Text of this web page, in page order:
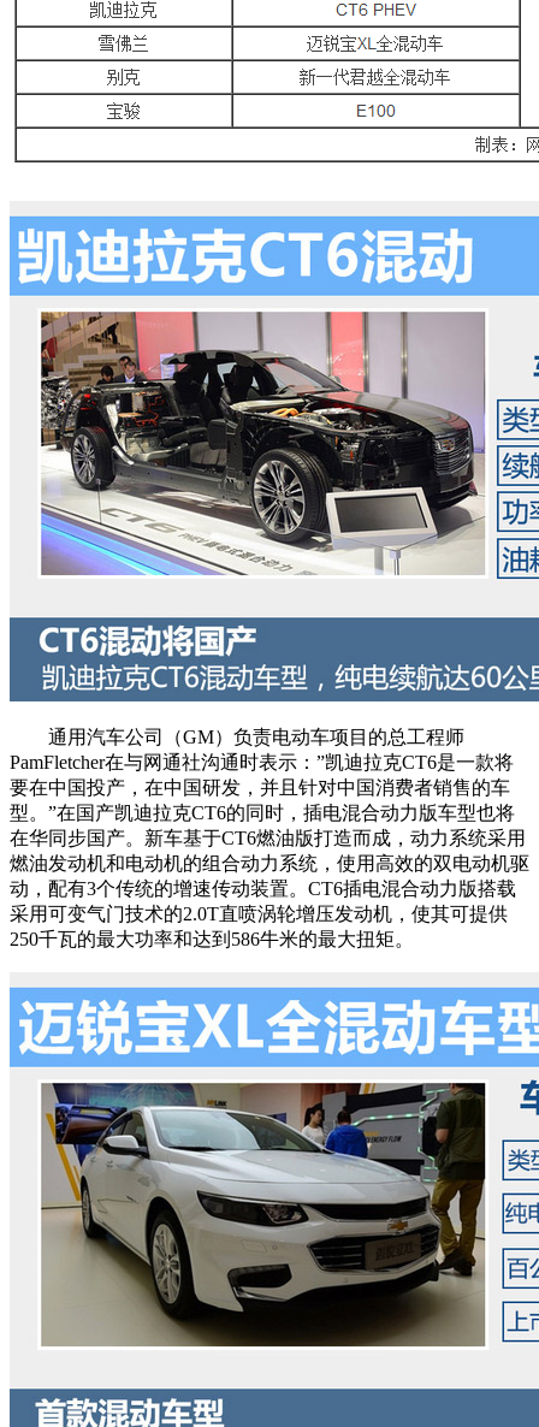
通用汽车公司（GM）负责电动车项目的总工程师
PamFletcher在与网通社沟通时表示：”凯迪拉克CT6是一款将
要在中国投产，在中国研发，并且针对中国消费者销售的车
型。”在国产凯迪拉克CT6的同时，插电混合动力版车型也将
在华同步国产。新车基于CT6燃油版打造而成，动力系统采用
燃油发动机和电动机的组合动力系统，使用高效的双电动机驱
动，配有3个传统的增速传动装置。CT6插电混合动力版搭载
采用可变气门技术的2.0T直喷涡轮增压发动机，使其可提供
250千瓦的最大功率和达到586牛米的最大扭矩。